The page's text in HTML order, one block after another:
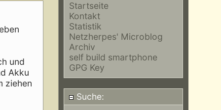
Startseite
Kontakt
Statistik
Netzherpes' Microblog
Archiv
self build smartphone
GPG Key
Suche:
und
Akku
ziehen